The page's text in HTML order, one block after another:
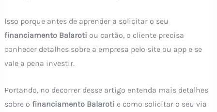
Isso porque antes de aprender a solicitar o seu
financiamento Balaroti ou cartão, o cliente precisa
conhecer detalhes sobre a empresa pelo site ou app e se
vale a pena investir.
Portando, no decorrer desse artigo entenda mais detalhes
sobre o financiamento Balaroti e como solicitar o seu via